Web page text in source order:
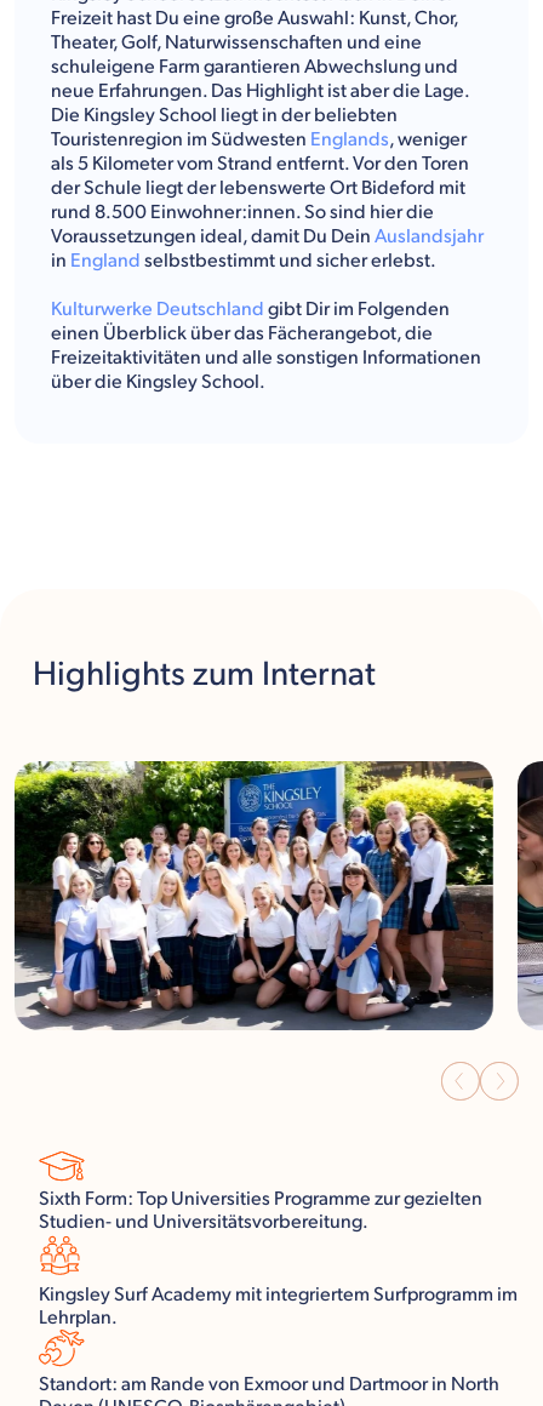
Freizeit hast Du eine große Auswahl: Kunst, Chor,
Theater, Golf, Naturwissenschaften und eine
schuleigene Farm garantieren Abwechslung und
neue Erfahrungen. Das Highlight ist aber die Lage.
Die Kingsley School liegt in der beliebten
Touristenregion im Südwesten Englands, weniger
als 5 Kilometer vom Strand entfernt. Vor den Toren
der Schule liegt der lebenswerte Ort Bideford mit
rund 8.500 Einwohner:innen. So sind hier die
Voraussetzungen ideal, damit Du Dein Auslandsjahr
in England selbstbestimmt und sicher erlebst.
Kulturwerke Deutschland gibt Dir im Folgenden
einen Überblick über das Fächerangebot, die
Freizeitaktivitäten und alle sonstigen Informationen
über die Kingsley School.
Highlights zum Internat
Sixth Form: Top Universities Programme zur gezielten
Studien- und Universitätsvorbereitung.
Kingsley Surf Academy mit integriertem Surfprogramm im
Lehrplan.
Standort: am Rande von Exmoor und Dartmoor in North